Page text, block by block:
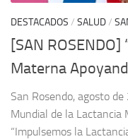
DESTACADOS / SALUD/
[SAN
Materna
San Rosendo, agosto
Mundial de la Lactancia
“Impulsemos la